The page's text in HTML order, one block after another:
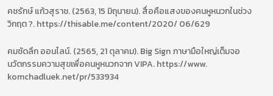
คชรักษ์ แก้วสุราช. (2563, 15 มิถุนายน). สื่อคือแสงของคนหูหนวกในช่วง
วิกฤต ?. https://thisable.me/content/2020/ 06/629
คมชัดลึก ออนไลน์. (2565, 21 ตุลาคม). Big Sign ภาษามือใหญ่เต็มจอ
นวัตกรรมความสุขเพื่อคนหูหนวกจาก VIPA. https://www.
komchadluek.net/pr/533934